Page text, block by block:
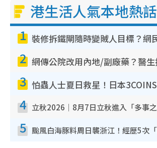
港生活人氣本地熱話
1
2
3
4
5